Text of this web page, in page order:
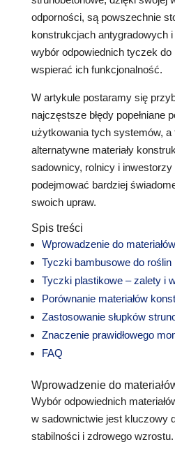
odporności, są powszechnie
konstrukcjach antygradowych
wybór odpowiednich tyczek
wspierać ich funkcjonalność.
W artykule postaramy się
najczęstsze błędy popełniane
użytkowania tych systemów, a
alternatywne materiały
sadownicy, rolnicy i inwestorzy
podejmować bardziej
swoich upraw.
Spis treści
Wprowadzenie do
Tyczki bambusowe do roślin
Tyczki plastikowe – zalety i
Porównanie materiałów
Zastosowanie słupków
Znaczenie prawidłowego
FAQ
Wprowadzenie do
Wybór odpowiednich
w sadownictwie jest kluczowy
stabilności i zdrowego